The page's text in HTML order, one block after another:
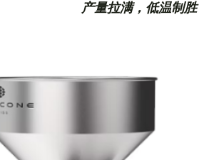
产量拉满，低温制